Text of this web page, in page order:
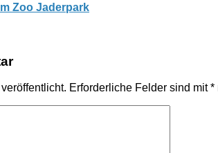
Zoo Jaderpark
Erforderliche Felder sind mit*